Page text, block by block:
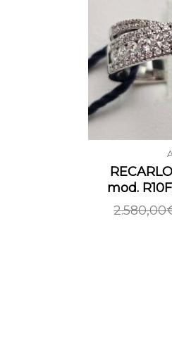
mod.
2.580,00